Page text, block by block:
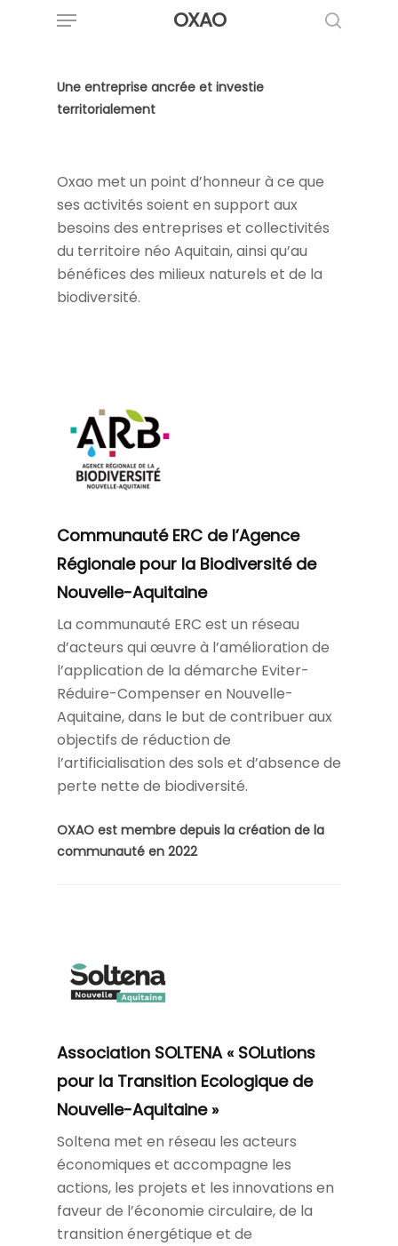
OXAO
Menu
Une entreprise ancrée et investie
territorialement
Oxao met un point d’honneur à ce que
ses activités soient en support aux
besoins des entreprises et collectivités
du territoire néo Aquitain, ainsi qu’au
bénéfices des milieux naturels et de la
biodiversité.
Communauté ERC de l’Agence
Régionale pour la Biodiversité de
Nouvelle-Aquitaine
La communauté ERC est un réseau
d’acteurs qui œuvre à l’amélioration de
l’application de la démarche Eviter-
Réduire-Compenser en Nouvelle-
Aquitaine, dans le but de contribuer aux
objectifs de réduction de
l’artificialisation des sols et d’absence de
perte nette de biodiversité.
OXAO est membre depuis la création de la
communauté en 2022
Association SOLTENA « SOLutions
pour la Transition Ecologique de
Nouvelle-Aquitaine »
Soltena met en réseau les acteurs
économiques et accompagne les
actions, les projets et les innovations en
faveur de l’économie circulaire, de la
transition énergétique et de